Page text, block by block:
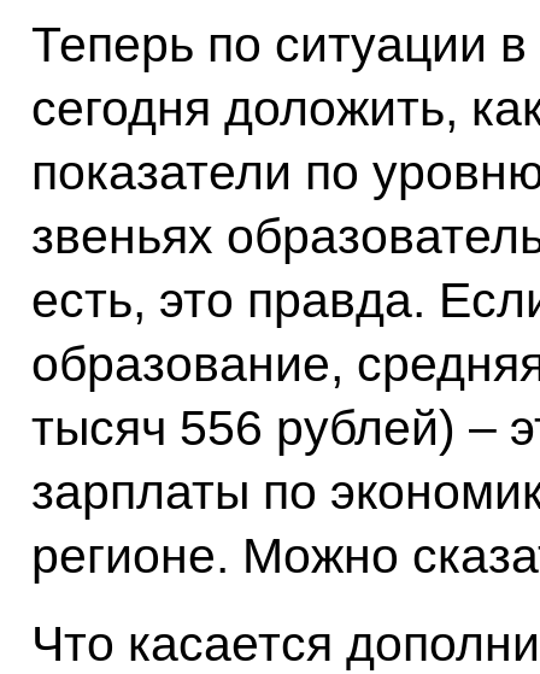
Теперь по ситуации
сегодня доложить,
показатели по
звеньях
есть, это правда.
образование,
тысяч 556 рублей) –
зарплаты по
регионе. Можно
Что касается